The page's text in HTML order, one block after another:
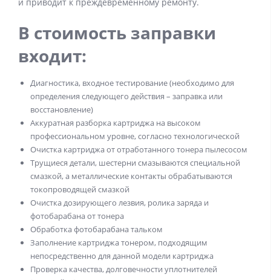
В стоимость заправки
входит:
Диагностика, входное тестирование (необходимо для
определения следующего действия – заправка или
восстановление)
Аккуратная разборка картриджа на высоком
профессиональном уровне, согласно технологической
Очистка картриджа от отработанного тонера пылесосом
Трущиеся детали, шестерни смазываются специальной
смазкой, а металлические контакты обрабатываются
токопроводящей смазкой
Очистка дозирующего лезвия, ролика заряда и
фотобарабана от тонера
Обработка фотобарабана тальком
Заполнение картриджа тонером, подходящим
непосредственно для данной модели картриджа
Проверка качества, долговечности уплотнителей